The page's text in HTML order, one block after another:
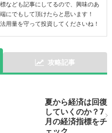
なども記事にしてるので、興味のあ
にでもして頂けたらと思います！
用量を守って投資してくださいね！
攻略記事
夏から経済は回復
していくのか？7
月の経済指標をチ